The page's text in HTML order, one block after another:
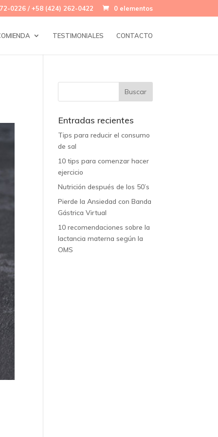
0226 / +58 (424) 262-0422 0 elementos
TESTIMONIALES CONTACTO
Entradas recientes
Tips para reducir el consumo
de sal
10 tips para comenzar hacer
ejercicio
Nutrición después de los 50’s
Pierde la Ansiedad con Banda
Gástrica Virtual
10 recomendaciones sobre la
lactancia materna según la
OMS